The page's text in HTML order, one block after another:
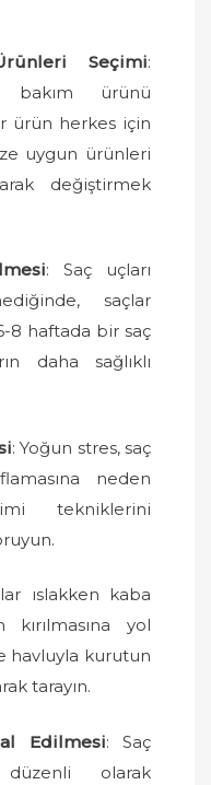
Seçimi:
bakım ürünü
ürün herkes için
uygun ürünleri
değiştirmek
: Saç uçları
saçlar
8 haftada bir saç
daha sağlıklı
: Yoğun stres, saç
neden
tekniklerini
ıslakken kaba
yol
havluyla kurutun
tarayın.
Edilmesi: Saç
olarak